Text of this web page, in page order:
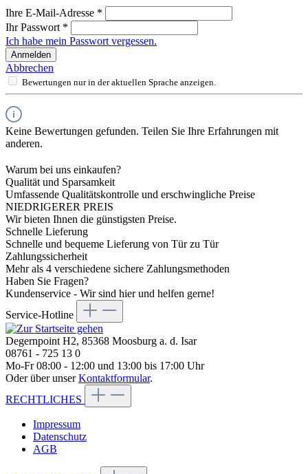
Ihre E-Mail-Adresse *
Ihr Passwort *
Ich habe mein Passwort vergessen.
Anmelden
Abbrechen
Bewertungen nur in der aktuellen Sprache anzeigen.
Keine Bewertungen gefunden. Teilen Sie Ihre Erfahrungen mit
anderen.
Warum bei uns einkaufen?
Qualität und Sparsamkeit
Umfassende Qualitätskontrolle und erschwingliche Preise
NIEDRIGERER PREIS
Wir bieten Ihnen die günstigsten Preise.
Schnelle Lieferung
Schnelle und bequeme Lieferung von Tür zu Tür
Zahlungssicherheit
Mehr als 4 verschiedene sichere Zahlungsmethoden
Haben Sie Fragen?
Kundenservice - Wir sind hier und helfen gerne!
Service-Hotline
Degernpoint H2, 85368 Moosburg a. d. Isar
08761 - 725 13 0
Mo-Fr 08:00 - 12:00 und 13:00 bis 17:00 Uhr
Oder über unserKontaktformular.
RECHTLICHES
Impressum
Datenschutz
AGB